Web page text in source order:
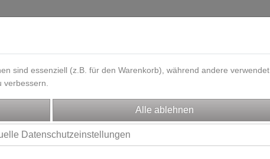
Gutscheine Designbeispiele Impressum
sind essenziell (z.B. für den Warenkorb), während andere verwendet
Datenschutzeinstellungen